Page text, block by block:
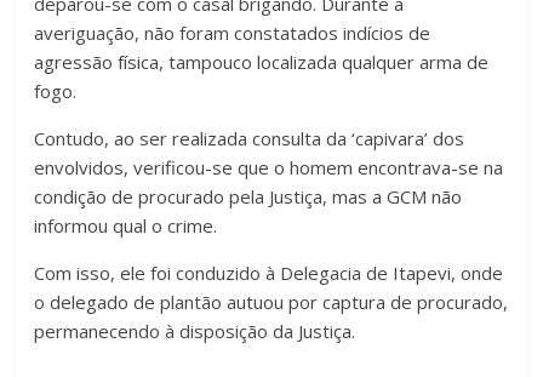
averiguação, não foram constatados indícios de
agressão física, tampouco localizada qualquer arma de
fogo.
Contudo, ao ser realizada consulta da ‘capivara’ dos
envolvidos, verificou-se que o homem encontrava-se na
condição de procurado pela Justiça, mas a GCM não
informou qual o crime.
Com isso, ele foi conduzido à Delegacia de Itapevi, onde
o delegado de plantão autuou por captura de procurado,
permanecendo à disposição da Justiça.